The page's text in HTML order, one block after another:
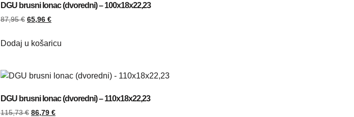
DGU brusni lonac (dvoredni) – 100x18x22,23
87,95€ 65,96 €
Dodaj u košaricu
DGU brusni lonac (dvoredni) – 110x18x22,23
115,73€ 86,79 €